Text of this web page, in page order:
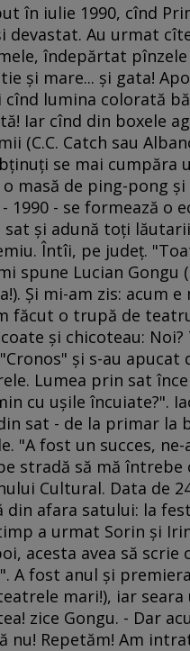
în iulie 1990, cînd
devastat. Au urmat
îndepărtat
şi mare... şi gata!
lumina colorată
Iar cînd din boxele
(C.C. Catch sau
se mai cumpăra
masă de ping-pong
1990 - se formează o
sat şi adună toţi
Întîi, pe judeţ.
spune Lucian Gongu
Şi mi-am zis: acum
făcut o trupă de
şi chicoteau: Noi?
şi s-au
Lumea prin sat
cu uşile încuiate?".
sat - de la primar la
"A fost un succes,
stradă să mă
Cultural. Data de
afara satului: la
a urmat Sorin şi
acesta avea să scrie
fost anul şi
mari!), iar
zice Gongu. - Dar
nu! Repetăm! Am